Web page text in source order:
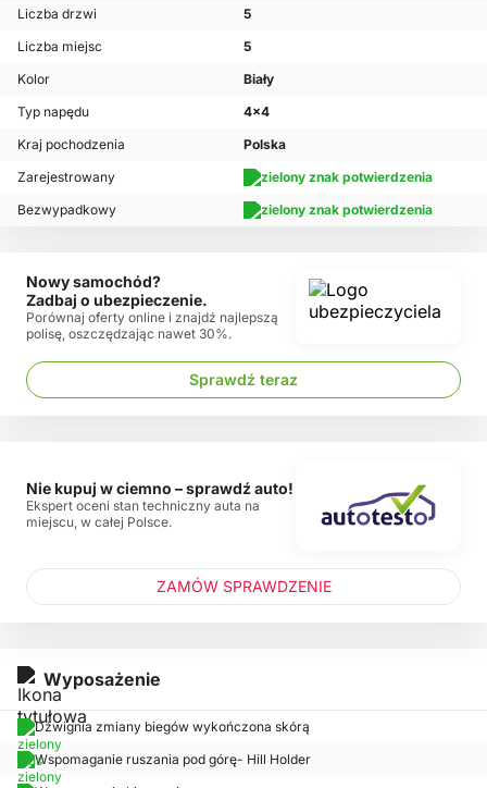
Liczba drzwi
5
Liczba miejsc
5
Kolor
Biały
Typ napędu
4x4
Kraj pochodzenia
Polska
Zarejestrowany
Bezwypadkowy
Wyposażenie
Dźwignia zmiany biegów wykończona skórą
Wspomaganie ruszania pod górę- Hill Holder
Nowy samochód?
Zadbaj o ubezpieczenie.
Porównaj oferty online i znajdź najlepszą
polisę, oszczędzając nawet 30%.
Sprawdź teraz
Nie kupuj w ciemno – sprawdź auto!
Ekspert oceni stan techniczny auta na
miejscu, w całej Polsce.
ZAMÓW SPRAWDZENIE